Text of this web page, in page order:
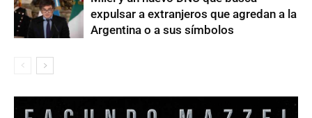
expulsar a extranjeros que agredan a la
Argentina o a sus símbolos